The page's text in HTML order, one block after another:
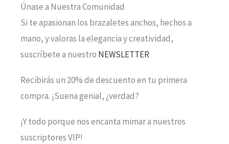
Únase a Nuestra Comunidad
Si te apasionan los brazaletes anchos, hechos a
mano, y valoras la elegancia y creatividad,
suscríbete a nuestro NEWSLETTER
Recibirás un 20% de descuento en tu primera
compra. ¡Suena genial, ¿verdad?
¡Y todo porque nos encanta mimar a nuestros
suscriptores VIP!